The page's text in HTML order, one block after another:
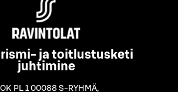
ja toitlustusketi
juhtimine
PL 1 00088 S-RYHMÄ,